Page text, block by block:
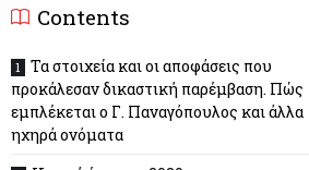
Contents
Τα στοιχεία και οι αποφάσεις που
προκάλεσαν δικαστική παρέμβαση. Πώς
εμπλέκεται ο Γ. Παναγόπουλος και άλλα
ηχηρά ονόματα